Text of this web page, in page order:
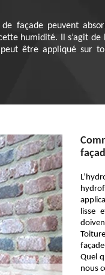
façade peuvent
humidité. Il s’agit de
être appliqué sur
lisse
Quel
nous